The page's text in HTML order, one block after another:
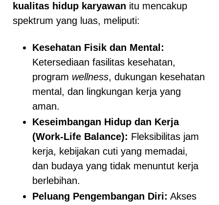
kualitas hidup karyawan itu mencakup
spektrum yang luas, meliputi:
Kesehatan Fisik dan Mental:
Ketersediaan fasilitas kesehatan,
program wellness, dukungan kesehatan
mental, dan lingkungan kerja yang
aman.
Keseimbangan Hidup dan Kerja
(Work-Life Balance): Fleksibilitas jam
kerja, kebijakan cuti yang memadai,
dan budaya yang tidak menuntut kerja
berlebihan.
Peluang Pengembangan Diri: Akses